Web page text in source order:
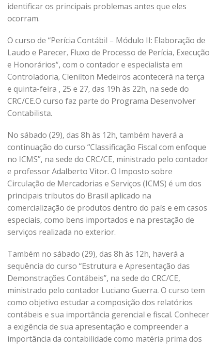
identificar os principais problemas antes que eles
ocorram.
O curso de “Perícia Contábil – Módulo II: Elaboração de
Laudo e Parecer, Fluxo de Processo de Perícia, Execução
e Honorários“, com o contador e especialista em
Controladoria, Clenilton Medeiros acontecerá na terça
e quinta-feira , 25 e 27, das 19h às 22h, na sede do
CRC/CE.O curso faz parte do Programa Desenvolver
Contabilista.
No sábado (29), das 8h às 12h, também haverá a
continuação do curso “Classificação Fiscal com enfoque
no ICMS”, na sede do CRC/CE, ministrado pelo contador
e professor Adalberto Vitor. O Imposto sobre
Circulação de Mercadorias e Serviços (ICMS) é um dos
principais tributos do Brasil aplicado na
comercialização de produtos dentro do país e em casos
especiais, como bens importados e na prestação de
serviços realizada no exterior.
Também no sábado (29), das 8h às 12h, haverá a
sequência do curso “Estrutura e Apresentação das
Demonstrações Contábeis”, na sede do CRC/CE,
ministrado pelo contador Luciano Guerra. O curso tem
como objetivo estudar a composição dos relatórios
contábeis e sua importância gerencial e fiscal. Conhecer
a exigência de sua apresentação e compreender a
importância da contabilidade como matéria prima dos